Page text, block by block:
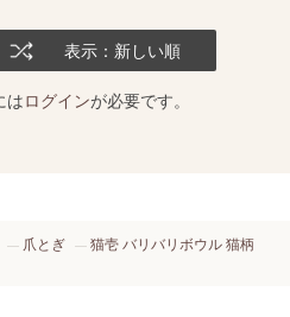
表示：新しい順
はログインが必要です。
爪とぎ
猫壱 バリバリボウル 猫柄